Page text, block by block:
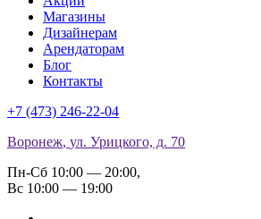
Магазины
Дизайнерам
Арендаторам
Блог
Контакты
+7 (473) 246-22-04
Воронеж, ул. Урицкого, д. 70
Пн-Сб 10:00 — 20:00,
Вс 10:00 — 19:00